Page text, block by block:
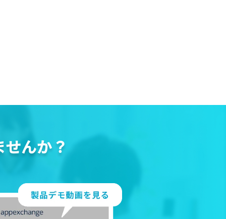
んか？